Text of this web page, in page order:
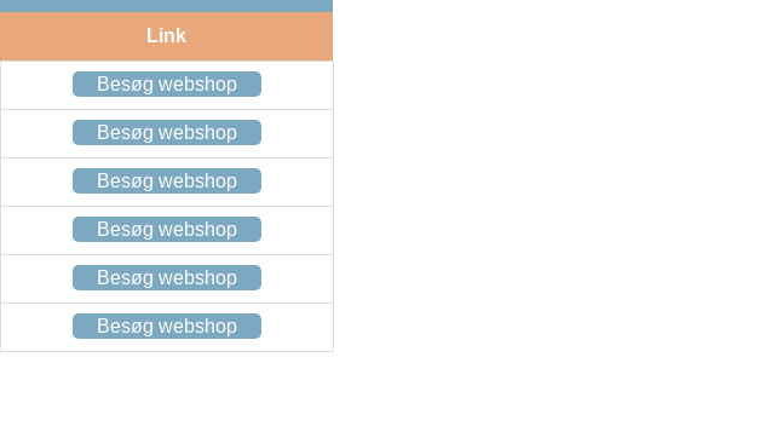
Link
Besøg webshop
Besøg webshop
Besøg webshop
Besøg webshop
Besøg webshop
Besøg webshop